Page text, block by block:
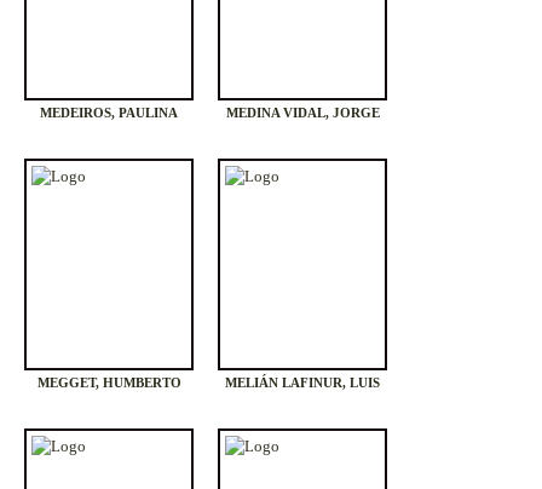
MEDEIROS, PAULINA MEDINA VIDAL, JORGE
MEGGET, HUMBERTO MELIÁN LAFINUR, LUIS